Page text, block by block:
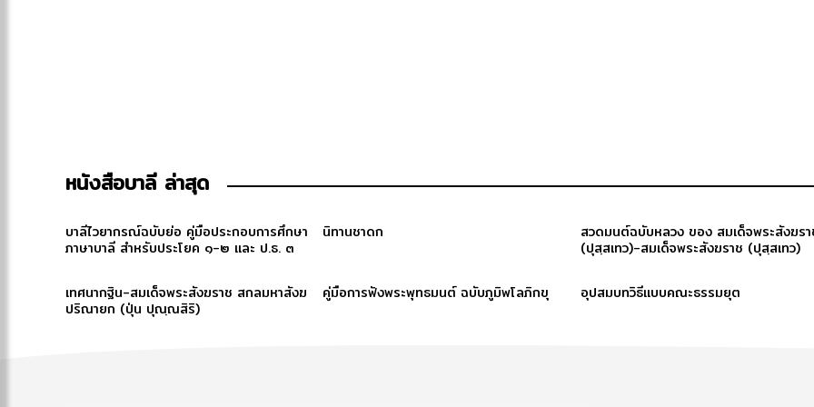
หนังสือบาลี ล่าสุด
บาลีไวยากรณ์ฉบับย่อ คู่มือประกอบการศึกษา
ภาษาบาลี สำหรับประโยค ๑-๒ และ ป.ธ. ๓
นิทานชาดก
สวดมนต์ฉบับหลวง ของ สมเด็จพระสังฆร
(ปุสฺสเทว)-สมเด็จพระสังฆราช (ปุสฺสเทว)
เทศนากฐิน-สมเด็จพระสังฆราช สกลมหาสังฆ
ปริณายก (ปุ่น ปุณฺณสิริ)
คู่มือการฟังพระพุทธมนต์ ฉบับภูมิพโลภิกขุ อุปสมบทวิธีแบบคณะธรรมยุต